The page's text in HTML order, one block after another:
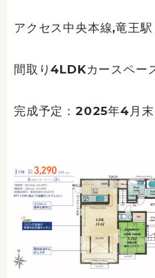
アクセス中央本線,竜王
間取り4LDKカースペー
完成予定：2025年4月末